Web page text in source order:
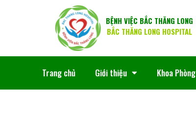
BỆNH VIỆC BẮC THĂNG LONG
BẮC THĂNG LONG HOSPITAL
Trang chủ Giới thiệu Khoa Phòng